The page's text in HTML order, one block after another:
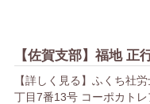
【佐賀支部】福地
【詳しく見る】ふくち社
丁目7番13号 コーポカト